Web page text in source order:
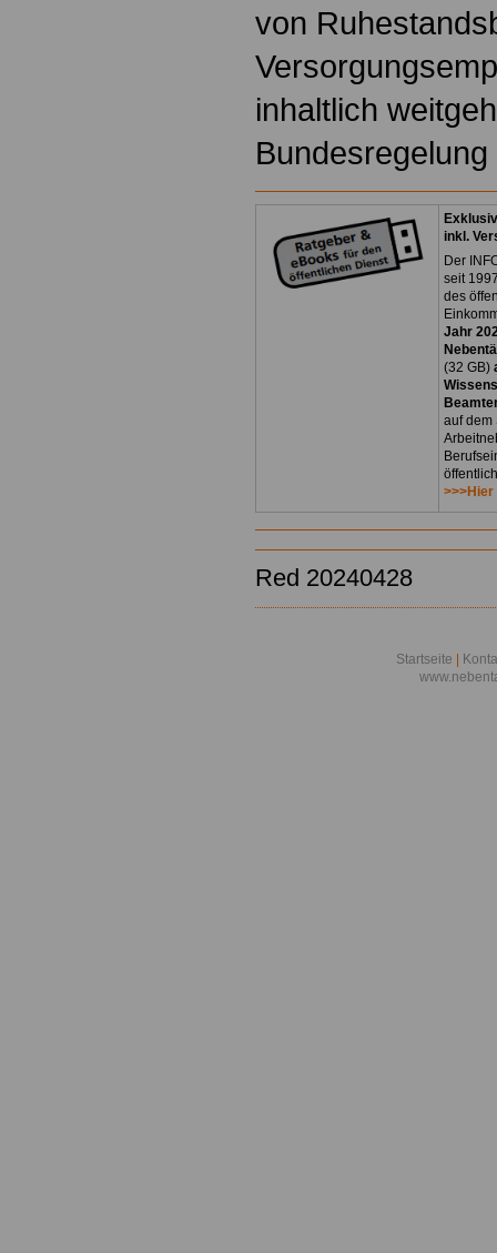
von
inhaltlich
inkl.
Der
seit
des
Jahr
(32 GB)
auf dem
Red 20240428
Startseite